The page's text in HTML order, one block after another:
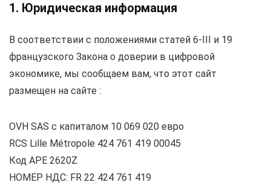
1. Юридическая информация
В соответствии с положениями статей 6-III и 19
французского Закона о доверии в цифровой
экономике, мы сообщаем вам, что этот сайт
размещен на сайте :
OVH SAS с капиталом 10 069 020 евро
RCS Lille Métropole 424 761 419 00045
Код APE 2620Z
НОМЕР НДС: FR 22 424 761 419